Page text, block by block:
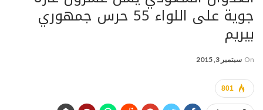
جوية على اللواء 55 حرس جمهوري
بيريم
On سبتمبر 3, 2015
801